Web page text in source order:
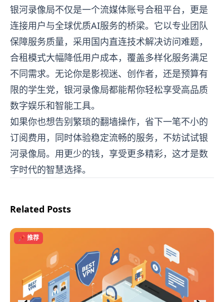
银河录像局不仅是一个流媒体账号合租平台，更是
连接用户与全球优质AI服务的桥梁。它以专业团队
保障服务质量，采用国内直连技术解决访问难题，
合租模式大幅降低用户成本，覆盖多样化服务满足
不同需求。无论你是影视迷、创作者，还是预算有
限的学生党，银河录像局都能帮你轻松享受高品质
数字娱乐和智能工具。
如果你也想告别繁琐的翻墙操作，省下一笔不小的
订阅费用，同时体验稳定流畅的服务，不妨试试银
河录像局。用更少的钱，享受更多精彩，这才是数
字时代的智慧选择。
Related Posts
📌 推荐